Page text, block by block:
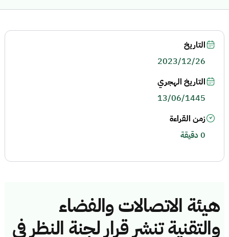
هيئة الاتصالات والفضاء
والتقنية تنشر قرار لجنة النظر في
التاريخ
2023/12/26
التاريخ الهجري
13/06/1445
زمن القراءة
0 دقيقة